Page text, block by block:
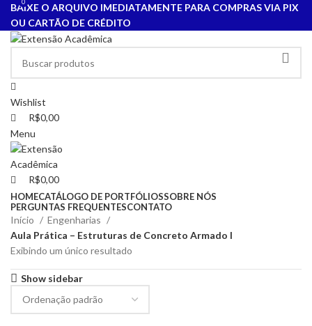
BAIXE O ARQUIVO IMEDIATAMENTE PARA COMPRAS VIA PIX
OU CARTÃO DE CRÉDITO
Wishlist
0
R$0,00
Menu
0
R$0,00
HOMECATÁLOGO DE PORTFÓLIOSSOBRE NÓS
PERGUNTAS FREQUENTESCONTATO
Início
Engenharias
Aula Prática – Estruturas de Concreto Armado I
Exibindo um único resultado
Show sidebar